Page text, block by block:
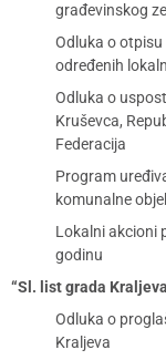
građevinskog
Odluka o
određenih
Odluka o
Kruševca,
Federacija
Program
komunalne
Lokalni akcioni
godinu
“Sl. list grada
Odluka o
Kraljeva